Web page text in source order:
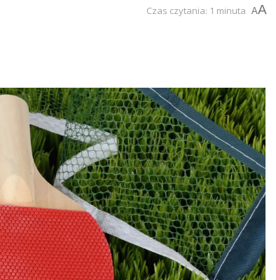
Czas czytania: 1 minuta AA